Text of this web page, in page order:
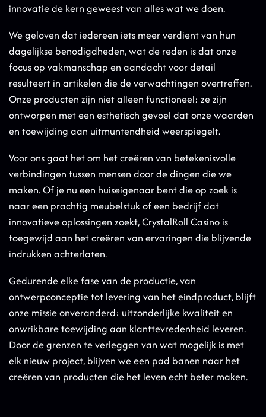
innovatie de kern geweest van alles wat we doen.
We geloven dat iedereen iets meer verdient van hun
dagelijkse benodigdheden, wat de reden is dat onze
focus op vakmanschap en aandacht voor detail
resulteert in artikelen die de verwachtingen overtreffen.
Onze producten zijn niet alleen functioneel; ze zijn
ontworpen met een esthetisch gevoel dat onze waarden
en toewijding aan uitmuntendheid weerspiegelt.
Voor ons gaat het om het creëren van betekenisvolle
verbindingen tussen mensen door de dingen die we
maken. Of je nu een huiseigenaar bent die op zoek is
naar een prachtig meubelstuk of een bedrijf dat
innovatieve oplossingen zoekt, CrystalRoll Casino is
toegewijd aan het creëren van ervaringen die blijvende
indrukken achterlaten.
Gedurende elke fase van de productie, van
ontwerpconceptie tot levering van het eindproduct, blijft
onze missie onveranderd: uitzonderlijke kwaliteit en
onwrikbare toewijding aan klanttevredenheid leveren.
Door de grenzen te verleggen van wat mogelijk is met
elk nieuw project, blijven we een pad banen naar het
creëren van producten die het leven echt beter maken.